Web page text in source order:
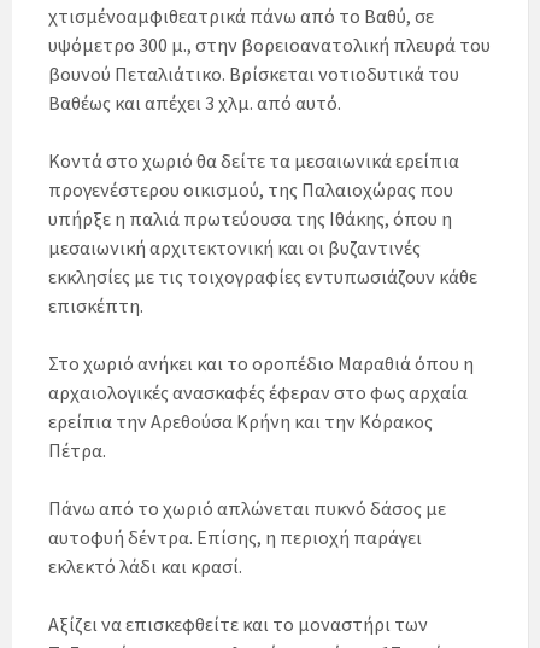
χτισμένοαμφιθεατρικά πάνω από το Βαθύ, σε
υψόμετρο 300 μ., στην βορειοανατολική πλευρά του
βουνού Πεταλιάτικο. Βρίσκεται νοτιοδυτικά του
Βαθέως και απέχει 3 χλμ. από αυτό.
Κοντά στο χωριό θα δείτε τα μεσαιωνικά ερείπια
προγενέστερου οικισμού, της Παλαιοχώρας που
υπήρξε η παλιά πρωτεύουσα της Ιθάκης, όπου η
μεσαιωνική αρχιτεκτονική και οι βυζαντινές
εκκλησίες με τις τοιχογραφίες εντυπωσιάζουν κάθε
επισκέπτη.
Στο χωριό ανήκει και το οροπέδιο Μαραθιά όπου η
αρχαιολογικές ανασκαφές έφεραν στο φως αρχαία
ερείπια την Αρεθούσα Κρήνη και την Κόρακος
Πέτρα.
Πάνω από το χωριό απλώνεται πυκνό δάσος με
αυτοφυή δέντρα. Επίσης, η περιοχή παράγει
εκλεκτό λάδι και κρασί.
Αξίζει να επισκεφθείτε και το μοναστήρι των